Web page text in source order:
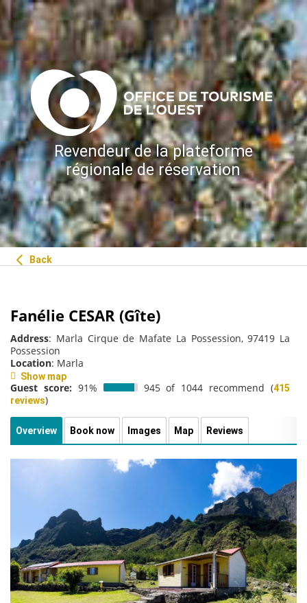
Revendeur de la plateforme
régionale de réservation
Back
Fanélie CESAR (Gîte)
Address: Marla Cirque de Mafate La Possession, 97419 La
Possession
Location: Marla
Show map
Guest score: 91% 945 of 1044 recommend (415
reviews)
Overview Book now Images Map Reviews